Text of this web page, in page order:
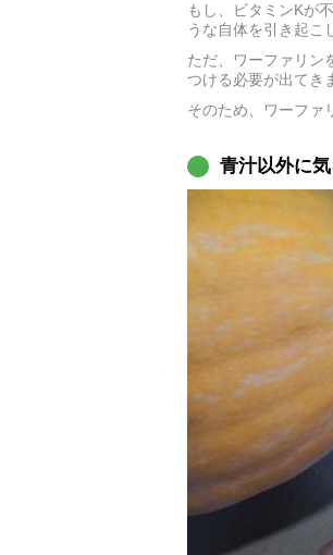
もし、ビタミンKが
うな自体を引き起こ
ただ、ワーファリン
つける必要が出てき
そのため、ワーファ
青汁以外に